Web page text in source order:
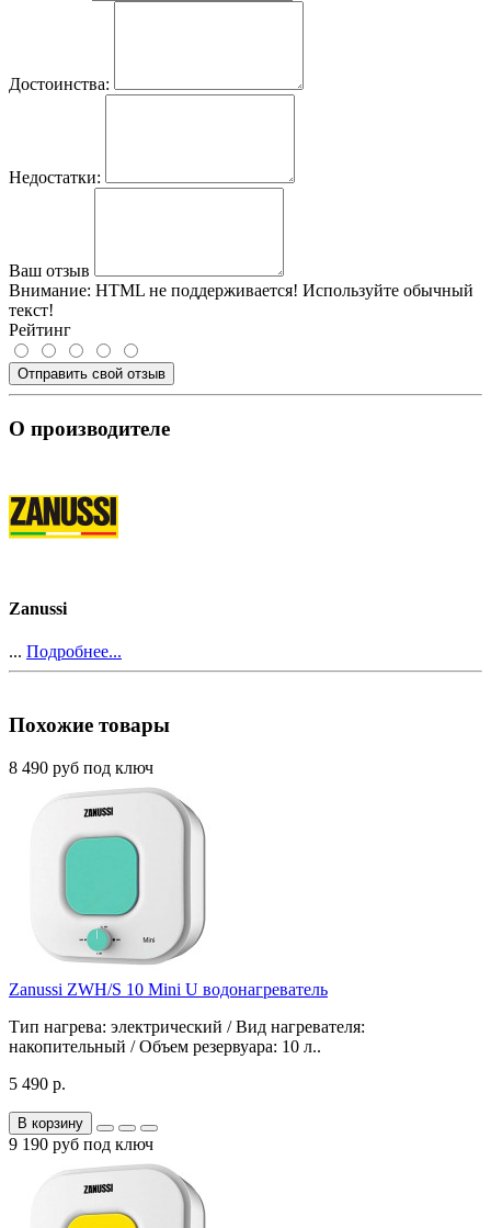
Достоинства:
Недостатки:
Ваш отзыв
Внимание: HTML не поддерживается! Используйте обычный
текст!
Рейтинг
Отправить свой отзыв
О производителе
Zanussi
... Подробнее...
Похожие товары
8 490 руб под ключ
Zanussi ZWH/S 10 Mini U водонагреватель
Тип нагрева: электрический / Вид нагревателя:
накопительный / Объем резервуара: 10 л..
5 490 р.
В корзину
9 190 руб под ключ